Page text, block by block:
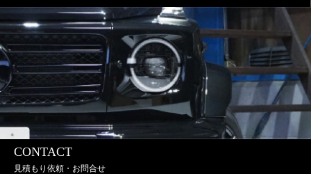
CONTACT
見積もり依頼・お問合せ